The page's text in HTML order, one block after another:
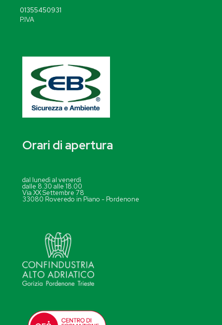
01355450931
P.IVA
Orari di apertura
dal lunedì al venerdì
dalle 8.30 alle 18.00
Via XX Settembre 78
33080 Roveredo in Piano - Pordenone